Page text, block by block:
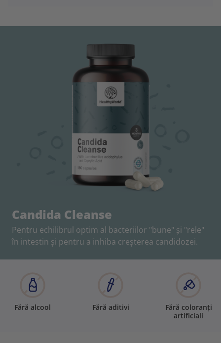
Candida Cleanse
Pentru echilibrul optim al bacteriilor "bune" și "rele"
în intestin și pentru a inhiba creșterea candidozei.
Fără alcool Fără aditivi
Fără coloranți
artificiali